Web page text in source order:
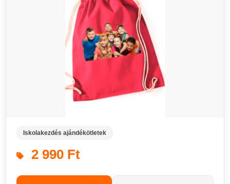
Iskolakezdés ajándékötletek
2 990 Ft